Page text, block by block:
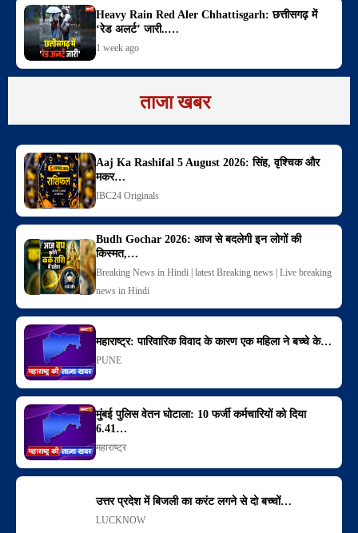
Heavy Rain Red Aler Chhattisgarh: छत्तीसगढ़ में
‘रेड अलर्ट’ जारी..…
1 week ago
ताजा खबर
Aaj Ka Rashifal 5 August 2026: सिंह, वृश्चिक और
मकर…
IBC24 Originals
Budh Gochar 2026: आज से बदलेगी इन लोगों की
किस्मत,…
Breaking News in Hindi | latest Breaking news | Live breaking
news in Hindi
महाराष्ट्र: पारिवारिक विवाद के कारण एक महिला ने बच्चे के…
PUNE
मुंबई पुलिस वेतन घोटाला: 10 फर्जी कर्मचारियों को दिया
6.41…
महाराष्ट्र
उत्तर प्रदेश में बिजली का करंट लगने से दो बच्चों…
LUCKNOW